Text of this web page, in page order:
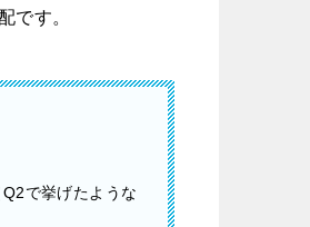
です。
で挙げたような